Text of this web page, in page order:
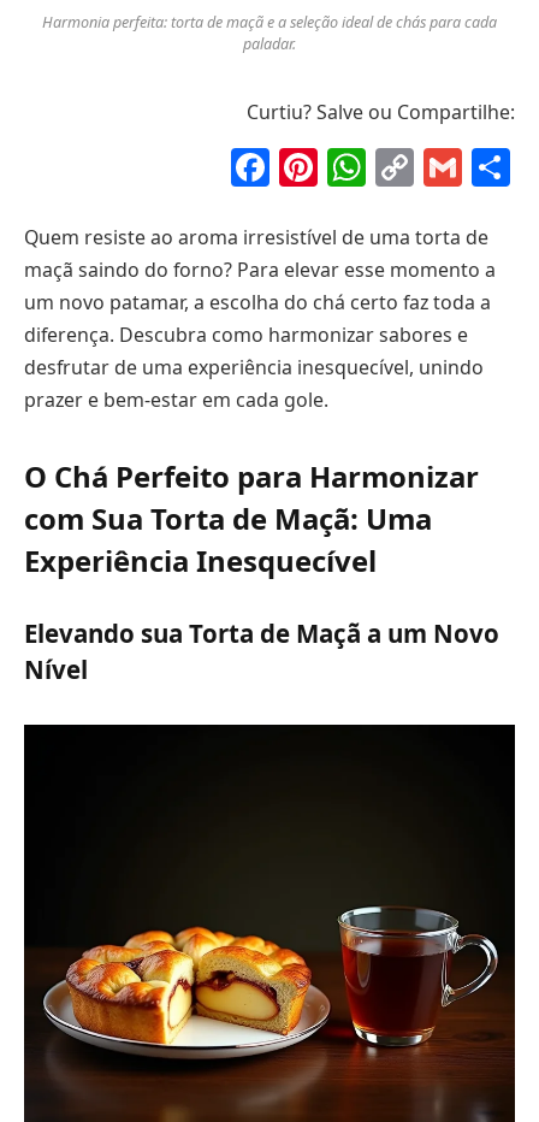
Harmonia perfeita: torta de maçã e a seleção ideal de chás para cada
paladar.
Curtiu? Salve ou Compartilhe:
Facebook
Pinterest
Copy
Quem resiste ao aroma irresistível de uma torta de
maçã saindo do forno? Para elevar esse momento a
um novo patamar, a escolha do chá certo faz toda a
diferença. Descubra como harmonizar sabores e
desfrutar de uma experiência inesquecível, unindo
prazer e bem-estar em cada gole.
O Chá Perfeito para Harmonizar
com Sua Torta de Maçã: Uma
Experiência Inesquecível
Elevando sua Torta de Maçã a um Novo
Nível